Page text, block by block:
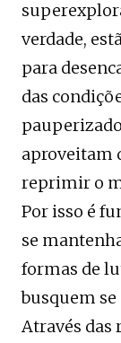
verdade,
para
das
aproveitam
reprimir o
Por isso é
se
formas de
busquem se
Através das